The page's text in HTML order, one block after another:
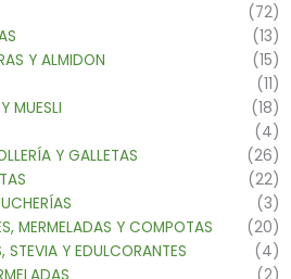
(72)
(13)
Y ALMIDON
(15)
(11)
MUESLI
(18)
(4)
Y GALLETAS
(26)
(22)
(3)
MERMELADAS Y COMPOTAS
(20)
STEVIA Y EDULCORANTES
(4)